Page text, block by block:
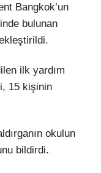
Bangkok’un
bulunan
ilk yardım
15 kişinin
okulun
bildirdi.